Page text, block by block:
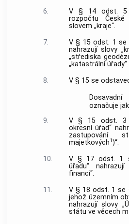
6.
V § 14 odst. 5
rozpočtu České
slovem „kraje“.
7.
V § 15 odst. 1 se
nahrazují slovy
„střediska
„katastrální úřady“.
8.
V § 15 se
označuje
9.
V § 15 odst. 3
okresní úřad“
zastupování
majetkových1)“.
10.
V § 17 odst. 1
úřadu“
financí“.
11.
V § 18 odst. 1 se
jehož územním
nahrazují slovy
státu ve věcech